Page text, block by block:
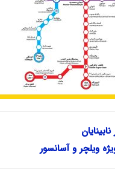
ویلچر و آسانسور